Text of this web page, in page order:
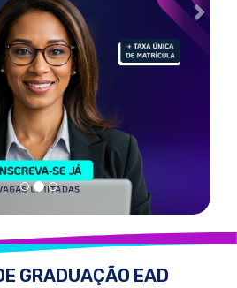
GRADUAÇÃO EAD